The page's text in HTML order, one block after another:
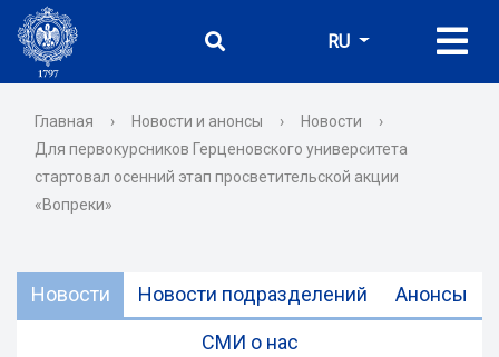
RU
Главная › Новости и анонсы › Новости
›
Для первокурсников Герценовского университета
стартовал осенний этап просветительской акции
«Вопреки»
Новости Новости подразделений Анонсы
СМИ о нас